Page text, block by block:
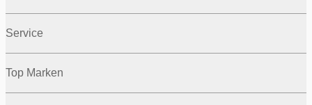
Service
Top Marken